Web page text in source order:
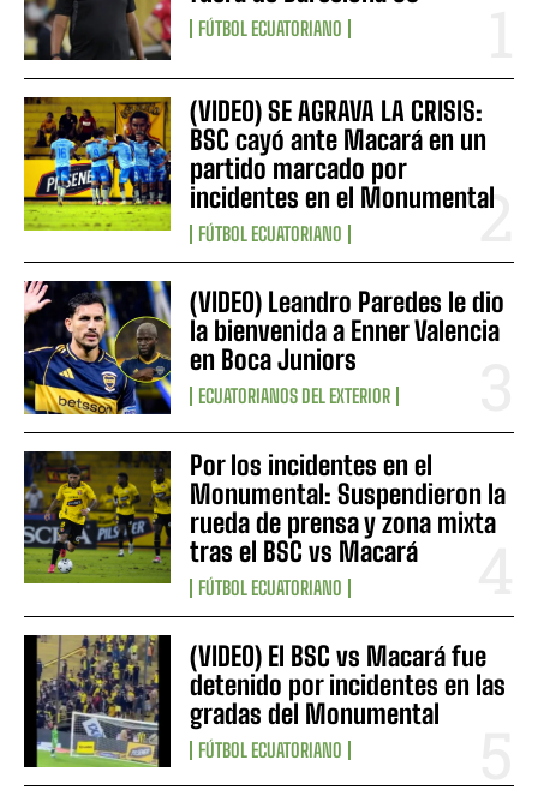
FÚTBOL ECUATORIANO
(VIDEO) SE AGRAVA LA CRISIS:
BSC cayó ante Macará en un
partido marcado por
incidentes en el Monumental
FÚTBOL ECUATORIANO
(VIDEO) Leandro Paredes le dio
la bienvenida a Enner Valencia
en Boca Juniors
ECUATORIANOS DEL EXTERIOR
Por los incidentes en el
Monumental: Suspendieron la
rueda de prensa y zona mixta
tras el BSC vs Macará
FÚTBOL ECUATORIANO
(VIDEO) El BSC vs Macará fue
detenido por incidentes en las
gradas del Monumental
FÚTBOL ECUATORIANO